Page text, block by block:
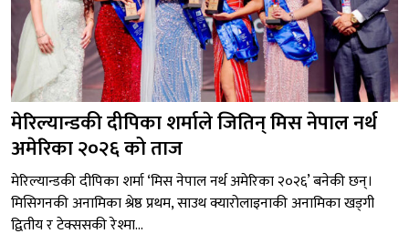
मेरिल्यान्डकी दीपिका शर्माले जितिन् मिस नेपाल नर्थ
अमेरिका २०२६ को ताज
मेरिल्यान्डकी दीपिका शर्मा ‘मिस नेपाल नर्थ अमेरिका २०२६’ बनेकी छन्।
मिसिगनकी अनामिका श्रेष्ठ प्रथम, साउथ क्यारोलाइनाकी अनामिका खड्गी
द्वितीय र टेक्ससकी रेश्मा...